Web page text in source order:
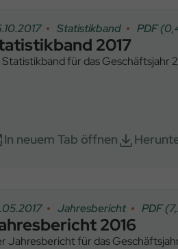
Statistikband PDF
2017
Statistikband für das Geschäftsjahr
In neuem Tab öffnen
Jahresbericht PDF
2016
Jahresbericht für das